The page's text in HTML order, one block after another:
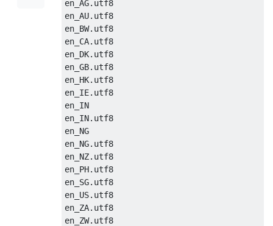
en_AG.utf8
en_AU.utf8
en_BW.utf8
en_CA.utf8
en_DK.utf8
en_GB.utf8
en_HK.utf8
en_IE.utf8
en_IN
en_IN.utf8
en_NG
en_NG.utf8
en_NZ.utf8
en_PH.utf8
en_SG.utf8
en_US.utf8
en_ZA.utf8
en_ZW.utf8